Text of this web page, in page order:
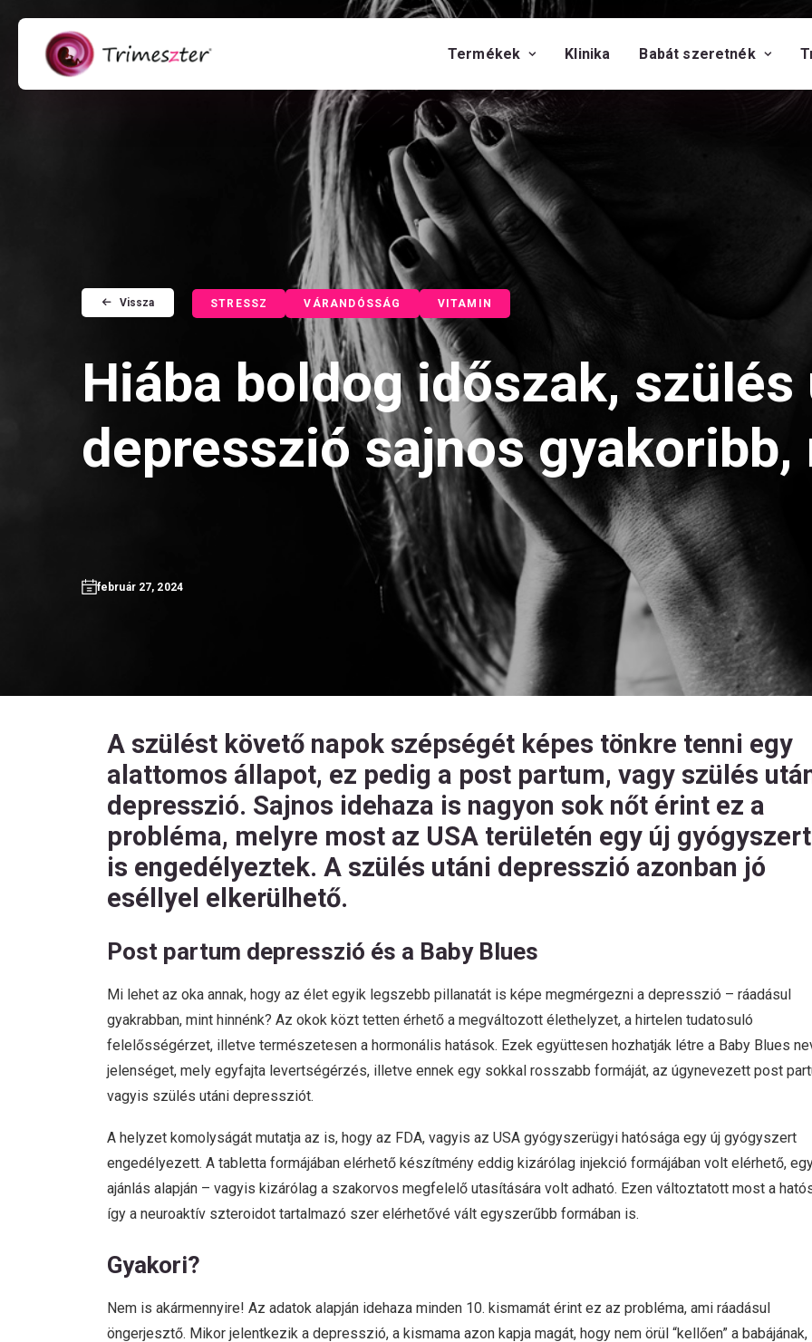
Termékek Klinika Babát szeretnék
Vissza STRESSZ VÁRANDÓSSÁG VITAMIN
Hiába boldog időszak, szülés
depresszió sajnos
február 27, 2024
A szülést követő napok szépségét képes tönkre tenni egy
alattomos állapot, ez pedig a post partum, vagy szülés
depresszió. Sajnos idehaza is nagyon sok nőt érint ez a
probléma, melyre most az USA területén egy új gyógyszert
is engedélyeztek. A szülés utáni depresszió azonban jó
eséllyel elkerülhető.
Post partum depresszió és a Baby Blues
Mi lehet az oka annak, hogy az élet egyik legszebb pillanatát is képe megmérgezni a depresszió – ráadásul
gyakrabban, mint hinnénk? Az okok közt tetten érhető a megváltozott élethelyzet, a hirtelen tudatosuló
felelősségérzet, illetve természetesen a hormonális hatások. Ezek együttesen hozhatják létre a Baby Blues
jelenséget, mely egyfajta levertségérzés, illetve ennek egy sokkal rosszabb formáját, az úgynevezett post
vagyis szülés utáni depressziót.
A helyzet komolyságát mutatja az is, hogy az FDA, vagyis az USA gyógyszerügyi hatósága egy új gyógyszert
engedélyezett. A tabletta formájában elérhető készítmény eddig kizárólag injekció formájában volt elérhető,
ajánlás alapján – vagyis kizárólag a szakorvos megfelelő utasítására volt adható. Ezen változtatott most a
így a neuroaktív szteroidot tartalmazó szer elérhetővé vált egyszerűbb formában is.
Gyakori?
Nem is akármennyire! Az adatok alapján idehaza minden 10. kismamát érint ez az probléma, ami ráadásul
öngerjesztő. Mikor jelentkezik a depresszió, a kismama azon kapja magát, hogy nem örül “kellően” a babájának,